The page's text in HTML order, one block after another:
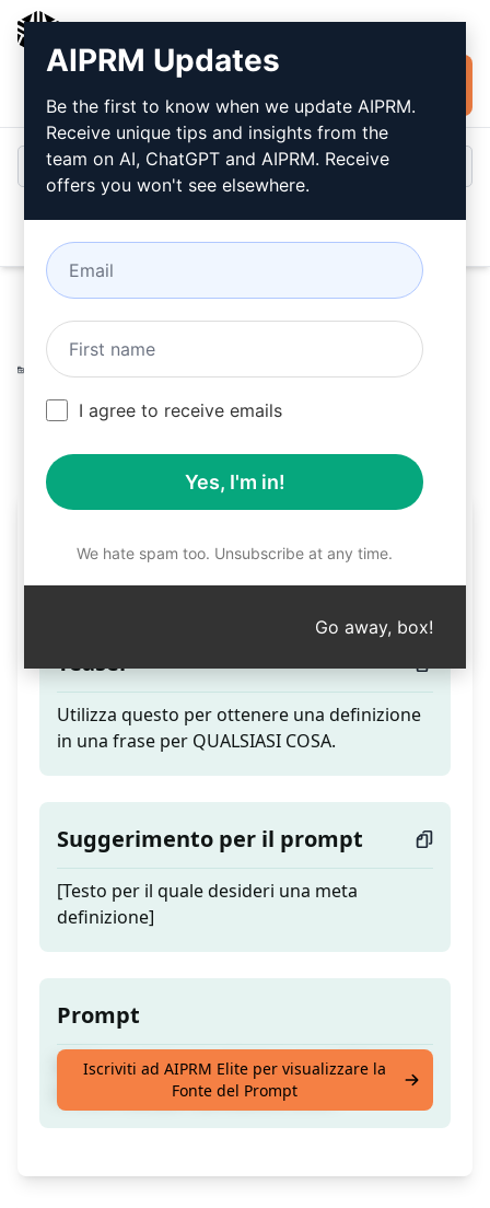
gratuitamente
Home / Prompt dell’intelligenza artificiale
Copywriting
Prompts
Migliore Definizione Breve
Quincy the Prompt Wizard
Breve
Teaser
Utilizza questo per ottenere una definizione
in una frase per QUALSIASI COSA.
Suggerimento per il prompt
[Testo per il quale desideri una meta
definizione]
Prompt
Utilizza questo per ottenere una definizione
in una frase per QUALSIASI COSA.
Iscriviti ad AIPRM Elite per visualizzare la
Fonte del Prompt
AIPRM Updates
Be the first to know when we update AIPRM.
Receive unique tips and insights from the
team on AI, ChatGPT and AIPRM. Receive
offers you won't see elsewhere.
I agree to receive emails
Yes, I'm in!
We hate spam too. Unsubscribe at any time.
Go away, box!